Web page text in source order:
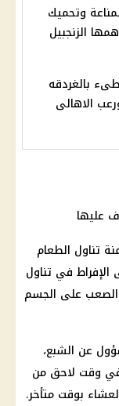
وتحميك
الزنجبيل
بالغردقه
الاهالى
تناول الطعام
في تناول
الصعب على الجسم
عن الشبع،
في وقت لاحق من
بوقت متأخر.